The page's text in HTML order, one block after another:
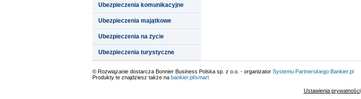
Ubezpieczenia komunikacyjne
Ubezpieczenia majątkowe
Ubezpieczenia na życie
Ubezpieczenia turystyczne
© Rozwiązanie dostarcza Bonnier Business Polska sp. z o.o. - organizator Systemu Partnerskiego Bankier.pl
Produkty te znajdziesz także na bankier.pl/smart
Ustawienia prywatności